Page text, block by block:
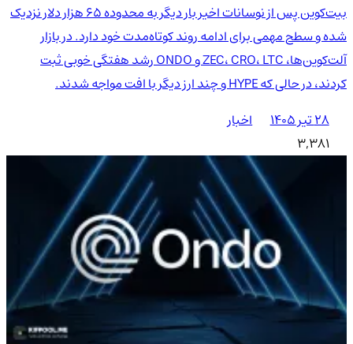
بیت‌کوین پس از نوسانات اخیر بار دیگر به محدوده ۶۵ هزار دلار نزدیک
شده و سطح مهمی برای ادامه روند کوتاه‌مدت خود دارد. در بازار
آلت‌کوین‌ها، ZEC، CRO، LTC و ONDO رشد هفتگی خوبی ثبت
کردند، در حالی که HYPE و چند ارز دیگر با افت مواجه شدند.
۲۸ تیر ۱۴۰۵
اخبار
3,381